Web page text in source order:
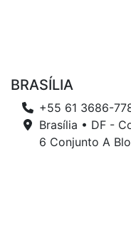
BRASÍLIA
+55 61 3686-
Brasília • DF -
6 Conjunto A